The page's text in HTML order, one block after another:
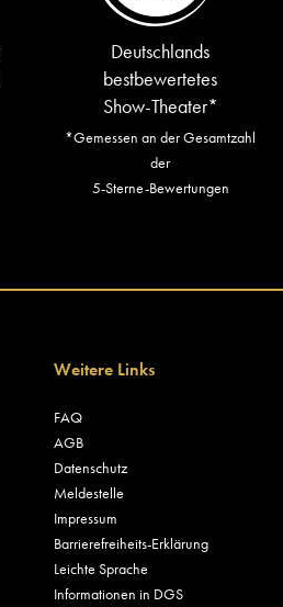
Deutschlands
bestbewertetes
Show-Theater*
*Gemessen an der Gesamtzahl
der
5-Sterne-Bewertungen
Weitere Links
FAQ
AGB
Datenschutz
Meldestelle
Impressum
Barrierefreiheits-Erklärung
Leichte Sprache
Informationen in DGS